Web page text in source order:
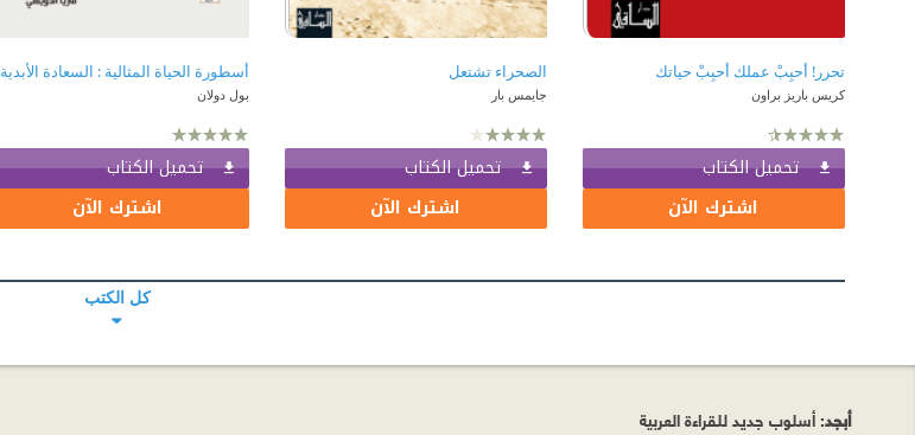
تحرر! أحبِبْ عملك أحبِبْ حياتك
كريس باريز براون
تحميل الكتاب
اشترك الآن
الصحراء تشتعل
جايمس بار
تحميل الكتاب
اشترك الآن
أسطورة الحياة المثالية : السعادة الأبدية
بول دولان
تحميل الكتاب
اشترك الآن
كل الكتب
أبجد: أسلوب جديد للقراءة العربية